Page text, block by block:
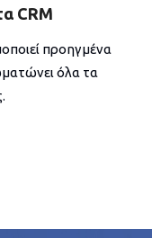
CRM
προηγμένα
όλα τα